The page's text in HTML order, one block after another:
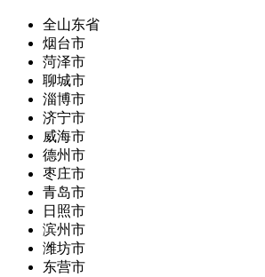
全山东省
烟台市
菏泽市
聊城市
淄博市
济宁市
威海市
德州市
枣庄市
青岛市
日照市
滨州市
潍坊市
东营市